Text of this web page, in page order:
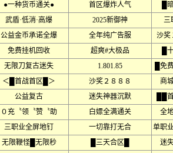
●一种货币通关● 首区爆炸人气
█
武盾·低消·高爆 2025新御神
三
公益金币承诺全爆 全年纯广告服
沙奖
免费挂机回收 超爽#大极品
█
无限刀复古迷失 1.801.85
█免
＜█首战首区█＞ 沙奖２８８８
商
公益复古 迷失神器沉默
██
０充〝领〝赞〝助 白嫖全满通关
全
三职业全屏地钉 一切靠打无合
单职
无限鞭怪█无限秒 █三天合区█
迷